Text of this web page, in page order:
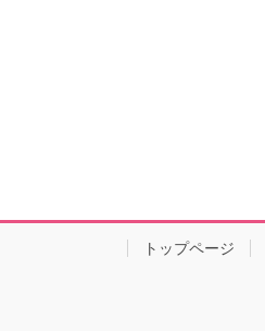
トップページ